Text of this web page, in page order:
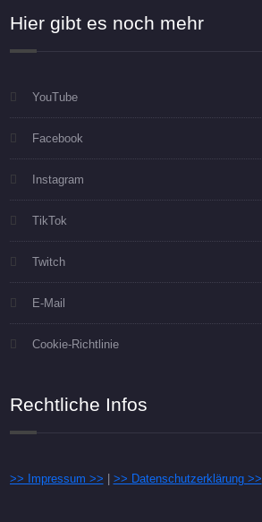
Hier gibt es noch mehr
YouTube
Facebook
Instagram
TikTok
Twitch
E-Mail
Cookie-Richtlinie
Rechtliche Infos
>> Impressum >> >> Datenschutzerklärung >>